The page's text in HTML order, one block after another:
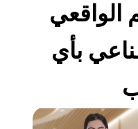
الواقعي
بأي